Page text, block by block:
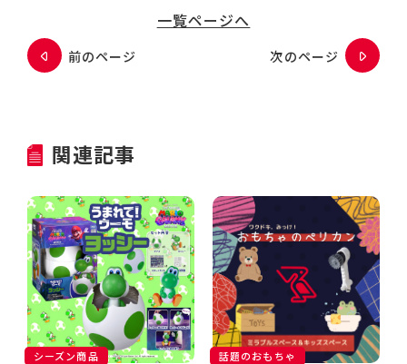
一覧ページへ
前のページ 次のページ
関連記事
シーズン商品 話題のおもちゃ